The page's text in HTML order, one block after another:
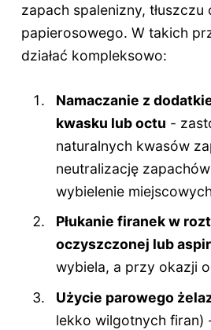
zapach spalenizny, tłuszczu
papierosowego. W takich
działać kompleksowo:
Namaczanie z
kwasku lub octu -
naturalnych kwasów
neutralizację zapachów
wybielenie
Płukanie firanek w
oczyszczonej lub
wybiela, a przy okazji
Użycie parowego
lekko wilgotnych firan)